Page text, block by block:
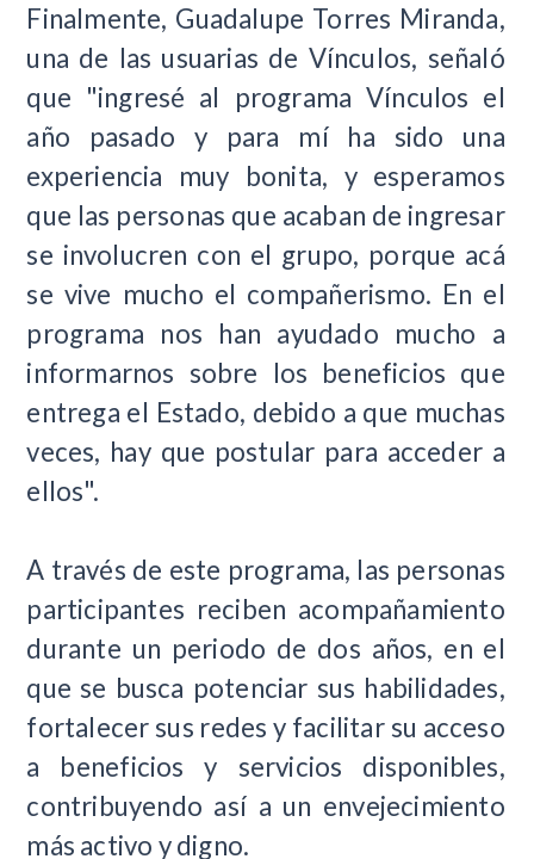
Finalmente, Guadalupe Torres Miranda,
una de las usuarias de Vínculos, señaló
que "ingresé al programa Vínculos el
año pasado y para mí ha sido una
experiencia muy bonita, y esperamos
que las personas que acaban de ingresar
se involucren con el grupo, porque acá
se vive mucho el compañerismo. En el
programa nos han ayudado mucho a
informarnos sobre los beneficios que
entrega el Estado, debido a que muchas
veces, hay que postular para acceder a
ellos".
A través de este programa, las personas
participantes reciben acompañamiento
durante un periodo de dos años, en el
que se busca potenciar sus habilidades,
fortalecer sus redes y facilitar su acceso
a beneficios y servicios disponibles,
contribuyendo así a un envejecimiento
más activo y digno.